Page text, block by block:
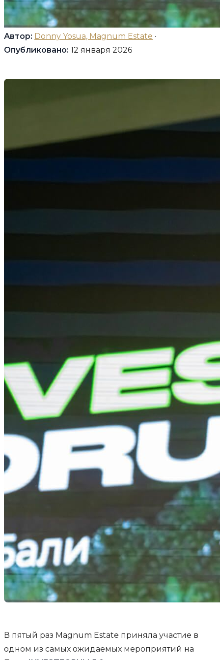
Автор: Donny Yosua, Magnum Estate ·
Опубликовано: 12 января 2026
В пятый раз Magnum Estate приняла участие в
одном из самых ожидаемых мероприятий на